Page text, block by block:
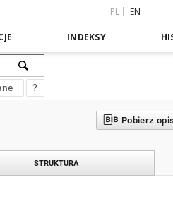
PL EN
INDEKSY
?
Pobierz
STRUKTURA